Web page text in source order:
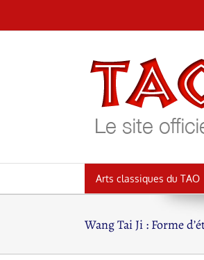
au
Arts classiques du TAO
Wang Tai Ji : Forme